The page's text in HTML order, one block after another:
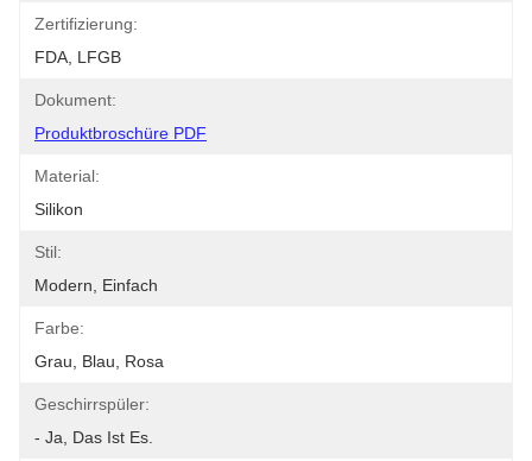
Zertifizierung:
FDA, LFGB
Dokument:
Produktbroschüre PDF
Material:
Silikon
Stil:
Modern, Einfach
Farbe:
Grau, Blau, Rosa
Geschirrspüler:
- Ja, Das Ist Es.